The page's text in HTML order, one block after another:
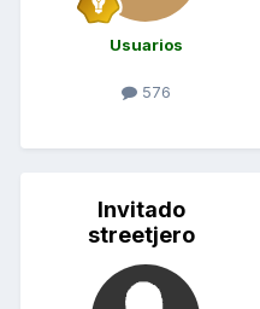
Usuarios
576
Invitado
streetjero